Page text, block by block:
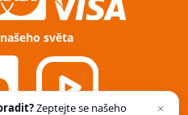
světa
Zeptejte se našeho